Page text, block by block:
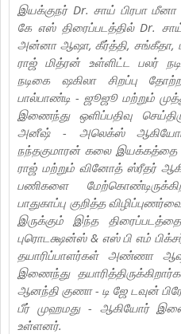
இயக்குநர் Dr. சாய் பிரபா
கே எஸ் திரைப்படத்தில் Dr.
அன்னா ஆஷா, கீர்த்தி, சங்கீதா,
ராஜ் மித்ரன் உள்ளிட்ட பலர்
நடிகை ஷகிலா சிறப்பு
பால்பாண்டி - ஜூஜூ மற்றும்
இணைந்து ஒளிப்பதிவு
அனீஷ் - அலெக்ஸ் ஆகியோர்
நந்தகுமாரன் கலை இயக்கத்தை
ராஜ் மற்றும் வினோத் ஸ்ரீதர்
பணிகளை
பாதுகாப்பு குறித்த
இருக்கும் இந்த
புரொடக்ஷன்ஸ் & எஸ் பி எம்
தயாரிப்பாளர்கள் அண்ணா
இணைந்து
ஆனந்தி குணா - டி ஜே டவுன்
பீர் முஹமது - ஆகியோர் இணை
உள்ளனர்.